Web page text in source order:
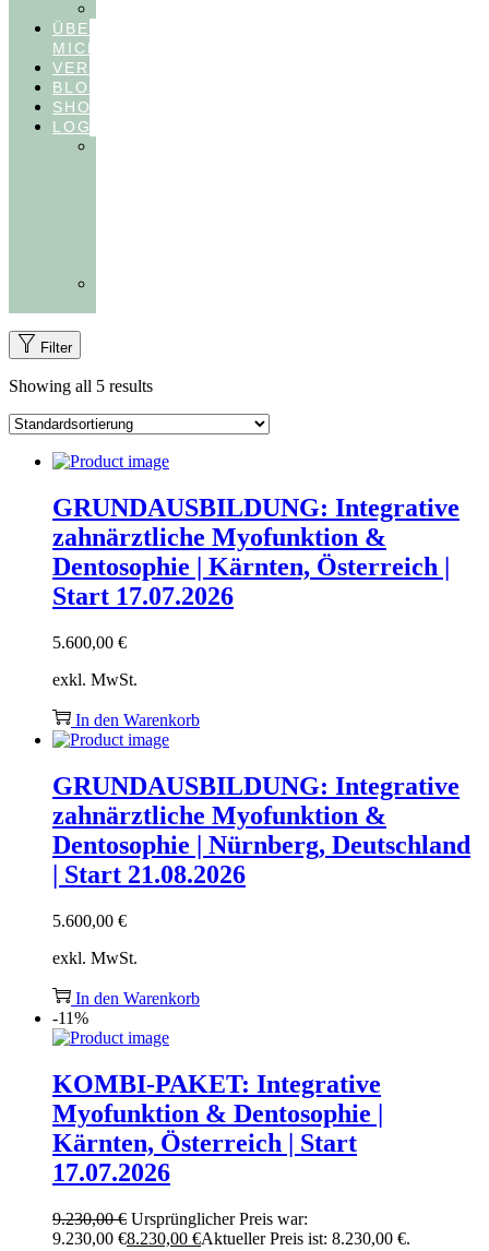
ÜBER
MICH
VERÖFFENTLICHUNGEN
BLOG
SHOP
LOGIN
Filter
Showing all 5 results
GRUNDAUSBILDUNG: Integrative
zahnärztliche Myofunktion &
Dentosophie | Kärnten, Österreich |
Start 17.07.2026
5.600,00 €
exkl. MwSt.
In den Warenkorb
GRUNDAUSBILDUNG: Integrative
zahnärztliche Myofunktion &
Dentosophie | Nürnberg, Deutschland
| Start 21.08.2026
5.600,00 €
exkl. MwSt.
In den Warenkorb
-11%
KOMBI-PAKET: Integrative
Myofunktion & Dentosophie |
Kärnten, Österreich | Start
17.07.2026
9.230,00€ Ursprünglicher Preis war:
9.230,00 €8.230,00 €Aktueller Preis ist: 8.230,00 €.